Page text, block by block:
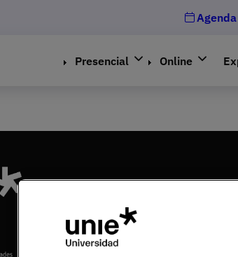
Presencial Online